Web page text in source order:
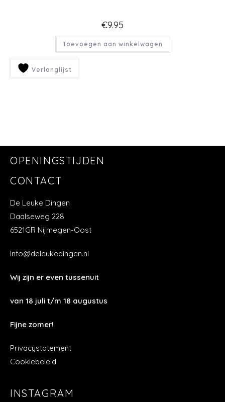
€9.95
Toevoegen aan winkelwagen
Verlanglijst
OPENINGSTIJDEN
CONTACT
De Leuke Dingen
Daalseweg 228
6521GR Nijmegen-Oost
Info@deleukedingen.nl
Wij zijn er even tussenuit
van 18 juli t/m 18 augustus
Fijne zomer!
Privacystatement
Cookiebeleid
INSTAGRAM